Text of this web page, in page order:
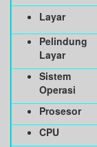
Layar
Pelindung
Layar
Sistem
Operasi
Prosesor
CPU